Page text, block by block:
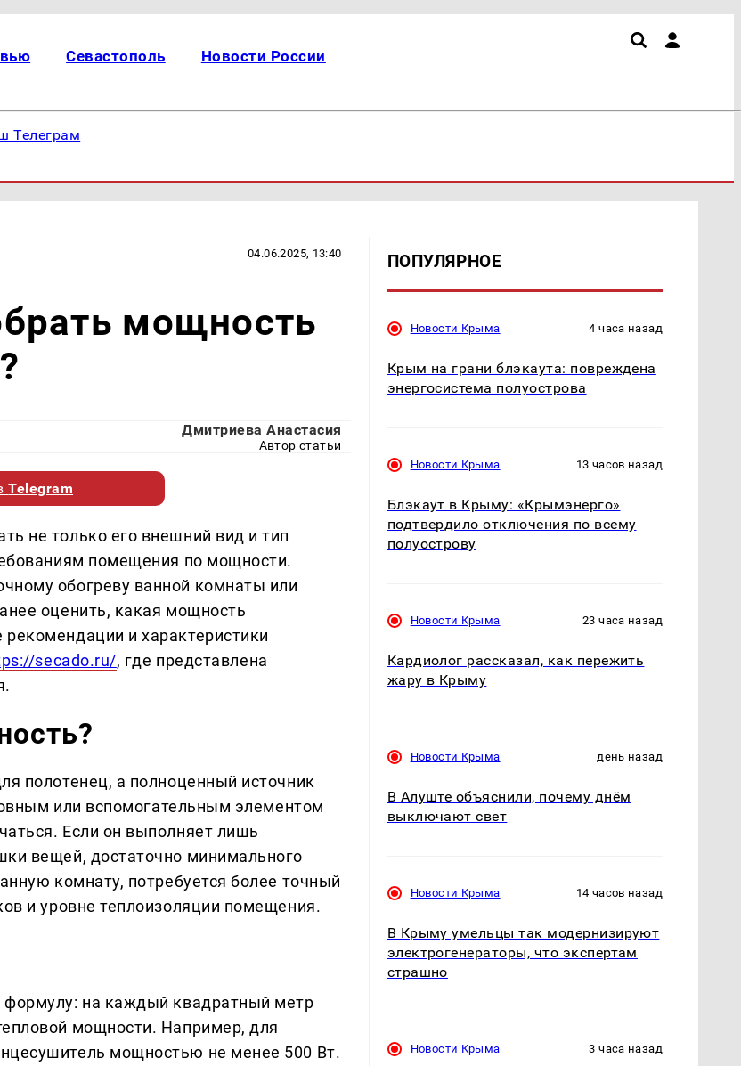
Севастополь Новости России
Телеграм
04.06.2025, 13:40
мощность
Дмитриева Анастасия
Автор статьи
Telegram
не только его внешний вид и тип
помещения по мощности.
обогреву ванной комнаты или
оценить, какая мощность
и характеристики
secado.ru/, где представлена
полотенец, а полноценный источник
или вспомогательным элементом
Если он выполняет лишь
вещей, достаточно минимального
комнату, потребуется более точный
и уровне теплоизоляции помещения.
формулу: на каждый квадратный метр
мощности. Например, для
мощностью не менее 500 Вт.
ПОПУЛЯРНОЕ
Новости Крыма 4 часа назад
Крым на грани блэкаута: повреждена
энергосистема полуострова
Новости Крыма 13 часов назад
Блэкаут в Крыму: «Крымэнерго»
подтвердило отключения по всему
полуострову
Новости Крыма 23 часа назад
Кардиолог рассказал, как пережить
жару в Крыму
Новости Крыма день назад
В Алуште объяснили, почему днём
выключают свет
Новости Крыма 14 часов назад
В Крыму умельцы так модернизируют
электрогенераторы, что экспертам
страшно
Новости Крыма 3 часа назад